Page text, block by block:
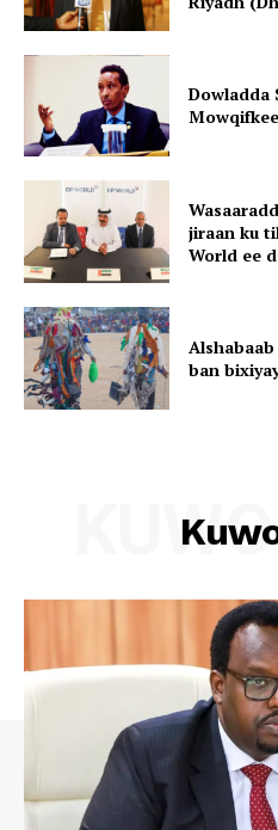
Dowladda
jiraan ku
World ee
ban